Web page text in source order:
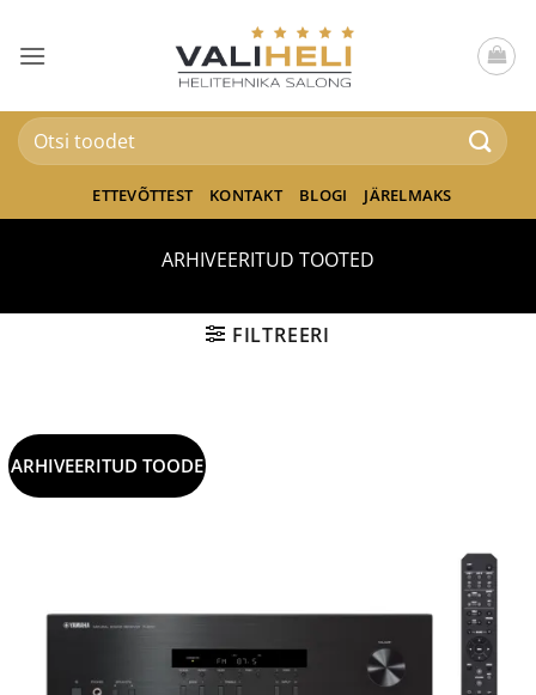
content
Otsi:
ETTEVÕTTEST KONTAKT BLOGI JÄRELMAKS
ARHIVEERITUD TOOTED
FILTREERI
ARHIVEERITUD TOODE